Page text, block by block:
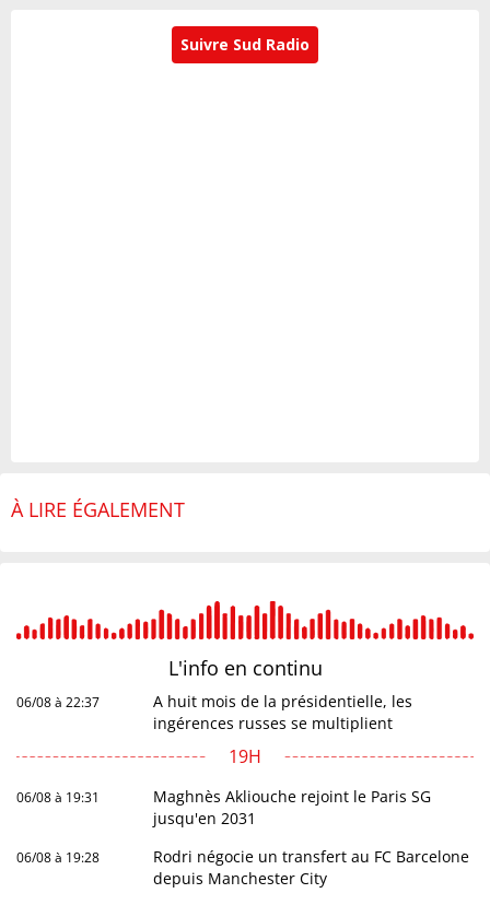
Suivre Sud Radio
À LIRE ÉGALEMENT
L'info en continu
06/08 à 22:37
A huit mois de la présidentielle, les
ingérences russes se multiplient
19H
06/08 à 19:31
Maghnès Akliouche rejoint le Paris SG
jusqu'en 2031
06/08 à 19:28
Rodri négocie un transfert au FC Barcelone
depuis Manchester City